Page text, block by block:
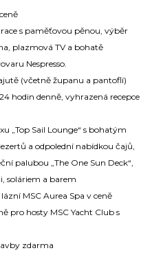
s paměťovou pěnou, výběr
plazmová TV a bohatě
Nespresso.
(včetně županu a pantoflí)
hodin denně, vyhrazená recepce
„Top Sail Lounge“ s bohatým
a odpolední nabídkou čajů,
palubou „The One Sun Deck“,
soláriem a barem
MSC Aurea Spa v ceně
pro hosty MSC Yacht Club s
zdarma